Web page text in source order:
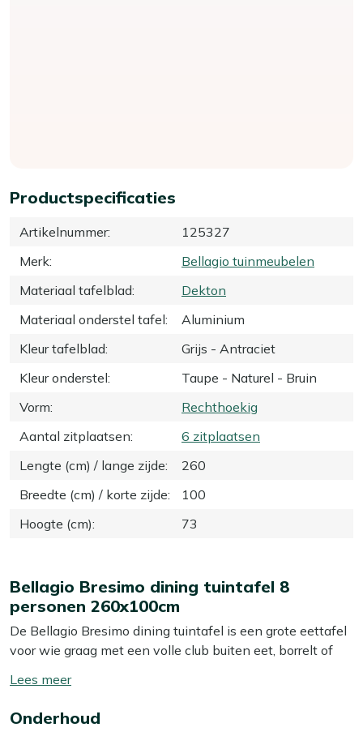
Productspecificaties
Artikelnummer:
125327
Merk:
Bellagio tuinmeubelen
Materiaal tafelblad:
Dekton
Materiaal onderstel tafel:
Aluminium
Kleur tafelblad:
Grijs - Antraciet
Kleur onderstel:
Taupe - Naturel - Bruin
Vorm:
Rechthoekig
Aantal zitplaatsen:
6 zitplaatsen
Lengte (cm) / lange zijde:
260
Breedte (cm) / korte zijde:
100
Hoogte (cm): 73
Bellagio Bresimo dining tuintafel 8
personen 260x100cm
De Bellagio Bresimo dining tuintafel is een grote eettafel
voor wie graag met een volle club buiten eet, borrelt of
heb je makkelijk plek voor 8 personen langs de lange
aanschuiven als het een keer écht druk wordt. Het
Toon/verberg
meer
Onderhoud